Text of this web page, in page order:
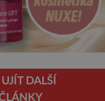
DALŠÍ